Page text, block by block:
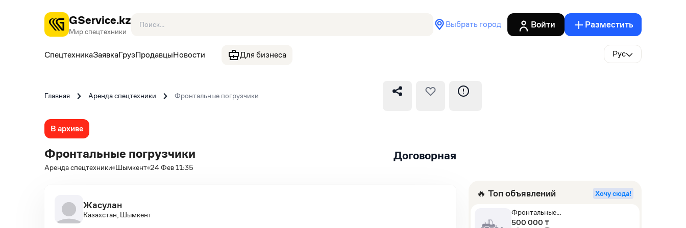
GService.kz
Мир спецтехники
Выбрать город Войти Разместить
СпецтехникаЗаявкаГрузПродавцыНовости Для бизнеса Рус
Главная Аренда спецтехники Фронтальные погрузчики
В архиве
Фронтальные погрузчики
Аренда спецтехники Шымкент 24 Фев 11:35
Договорная
Жасулан
Казахстан, Шымкент
🔥 Топ объявлений Хочу сюда!
Фронтальные
погрузчики,Экскаваторы-
500 000 ₸